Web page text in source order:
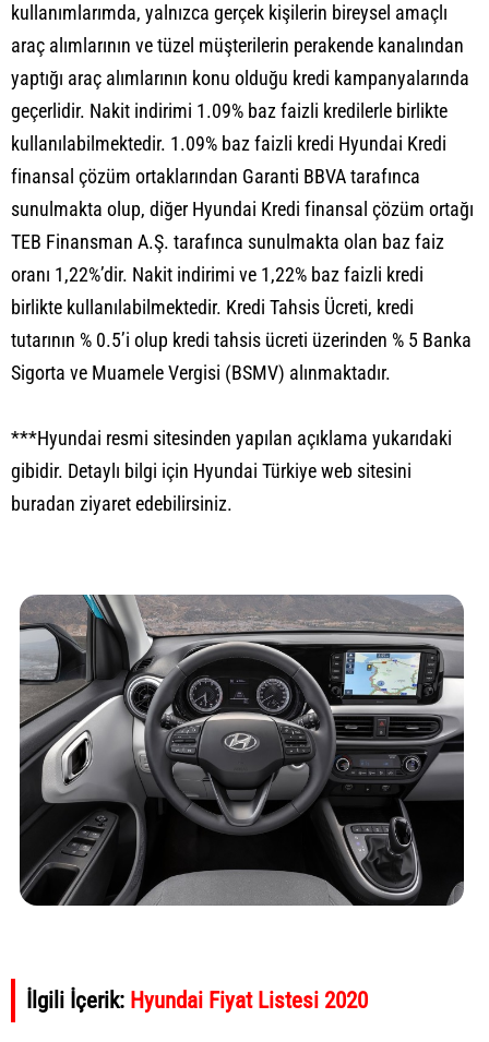
kullanımlarımda, yalnızca gerçek kişilerin bireysel amaçlı
araç alımlarının ve tüzel müşterilerin perakende kanalından
yaptığı araç alımlarının konu olduğu kredi kampanyalarında
geçerlidir. Nakit indirimi 1.09% baz faizli kredilerle birlikte
kullanılabilmektedir. 1.09% baz faizli kredi Hyundai Kredi
finansal çözüm ortaklarından Garanti BBVA tarafınca
sunulmakta olup, diğer Hyundai Kredi finansal çözüm ortağı
TEB Finansman A.Ş. tarafınca sunulmakta olan baz faiz
oranı 1,22%’dir. Nakit indirimi ve 1,22% baz faizli kredi
birlikte kullanılabilmektedir. Kredi Tahsis Ücreti, kredi
tutarının % 0.5’i olup kredi tahsis ücreti üzerinden % 5 Banka
Sigorta ve Muamele Vergisi (BSMV) alınmaktadır.
***Hyundai resmi sitesinden yapılan açıklama yukarıdaki
gibidir. Detaylı bilgi için Hyundai Türkiye web sitesini
buradan ziyaret edebilirsiniz.
İlgili İçerik: Hyundai Fiyat Listesi 2020